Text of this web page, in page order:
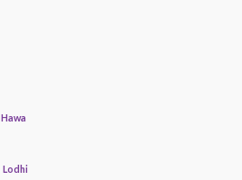
Hawa
Lodhi